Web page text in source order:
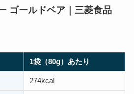
ゴールドベア｜三菱食品
1袋（80g）あたり
274kcal